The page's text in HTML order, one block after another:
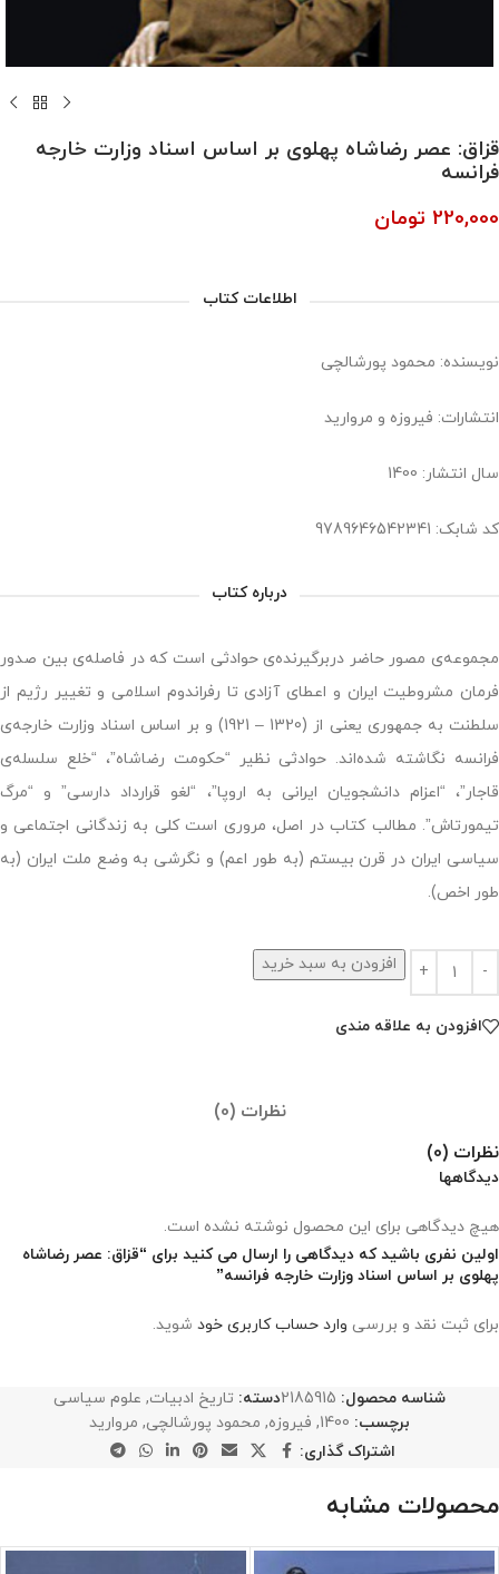
قزاق: عصر رضاشاه پهلوی بر اساس اسناد وزارت خارجه
فرانسه
220,000 تومان
اطلاعات کتاب
نویسنده: محمود پورشالچی
انتشارات: فیروزه و مروارید
سال انتشار: 1400
کد شابک: 9789646542341
درباره کتاب
مجموعه‌ی مصور حاضر دربرگیرنده‌ی حوادثی است که در فاصله‌ی بین صدور
فرمان مشروطیت ایران و اعطای آزادی تا رفراندوم اسلامی و تغییر رژیم از
سلطنت به جمهوری یعنی از (1320 – 1921) و بر اساس اسناد وزارت‌ خارجه‌ی
فرانسه نگاشته شده‌اند. حوادثی نظیر “حکومت رضاشاه”، “خلع سلسله‌ی
قاجار”، “اعزام دانشجویان ایرانی به اروپا”، “لغو قرارداد دارسی” و “مرگ
تیمورتاش”. مطالب کتاب در اصل، مروری است کلی به زندگانی اجتماعی و
سیاسی ایران در قرن بیستم (به طور اعم) و نگرشی به وضع ملت ایران (به
طور اخص).
افزودن به سبد خرید
افزودن به علاقه مندی
نظرات (0)
نظرات (0)
دیدگاهها
هیچ دیدگاهی برای این محصول نوشته نشده است.
اولین نفری باشید که دیدگاهی را ارسال می کنید برای “قزاق: عصر رضاشاه
پهلوی بر اساس اسناد وزارت خارجه فرانسه”
برای ثبت نقد و بررسی وارد حساب کاربری خود شوید.
شناسه محصول: 2185915دسته: تاریخ ادبیات, علوم سیاسی
برچسب: 1400
, فیروزه, محمود پورشالچی, مروارید
اشتراک گذاری:
محصولات مشابه